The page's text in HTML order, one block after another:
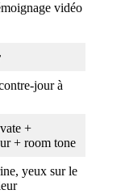
vidéo
jour à
+
+ room tone
yeux sur le